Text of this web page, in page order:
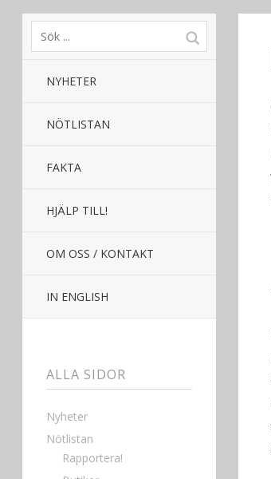
NYHETER
NÖTLISTAN
FAKTA
HJÄLP TILL!
OM OSS / KONTAKT
IN ENGLISH
ALLA SIDOR
Nyheter
Nötlistan
Rapportera!